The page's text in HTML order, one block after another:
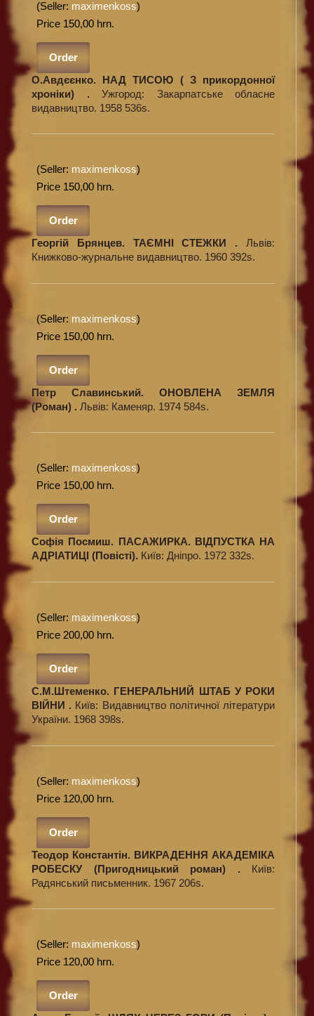
(Seller: maximenkoss)
Price 150,00 hrn.
Order
О.Авдєєнко. НАД ТИСОЮ ( З прикордонної
хроніки) . Ужгород: Закарпатське обласне
видавництво. 1958 536s.
(Seller: maximenkoss)
Price 150,00 hrn.
Order
Георгій Брянцев. ТАЄМНІ СТЕЖКИ . Львів:
Книжково-журнальне видавництво. 1960 392s.
(Seller: maximenkoss)
Price 150,00 hrn.
Order
Петр Славинський. ОНОВЛЕНА ЗЕМЛЯ
(Роман) . Львів: Каменяр. 1974 584s.
(Seller: maximenkoss)
Price 150,00 hrn.
Order
Софія Посмиш. ПАСАЖИРКА. ВІДПУСТКА НА
АДРІАТИЦІ (Повісті). Київ: Дніпро. 1972 332s.
(Seller: maximenkoss)
Price 200,00 hrn.
Order
С.М.Штеменко. ГЕНЕРАЛЬНИЙ ШТАБ У РОКИ
ВІЙНИ . Київ: Видавництво політичної літератури
України. 1968 398s.
(Seller: maximenkoss)
Price 120,00 hrn.
Order
Теодор Константін. ВИКРАДЕННЯ АКАДЕМІКА
РОБЕСКУ (Пригодницький роман) . Київ:
Радянський письменник. 1967 206s.
(Seller: maximenkoss)
Price 120,00 hrn.
Order